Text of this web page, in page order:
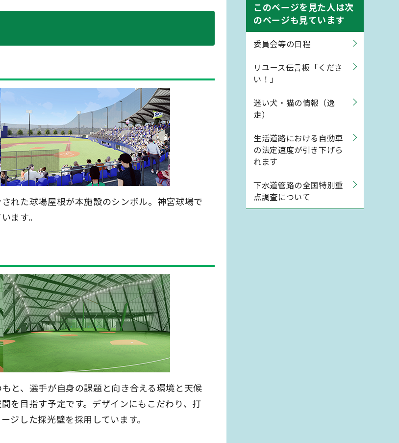
れた球場屋根が本施設のシンボル。神宮球場で
ます。
と、選手が自身の課題と向き合える環境と天候
を目指す予定です。デザインにもこだわり、打
ジした採光壁を採用しています。
このページを見た人は次
のページも見ています
委員会等の日程
リユース伝言板「くださ
い！」
迷い犬・猫の情報（逸
走）
生活道路における自動車
の法定速度が引き下げら
れます
下水道管路の全国特別重
点調査について